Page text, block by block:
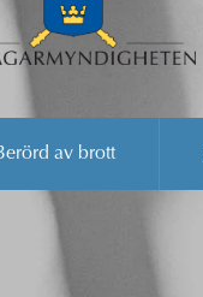
av brott